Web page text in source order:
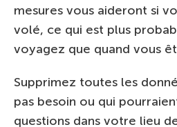
mesures vous aideront si
volé, ce qui est plus
voyagez que quand vous
Supprimez toutes les
pas besoin ou qui
questions dans votre lieu